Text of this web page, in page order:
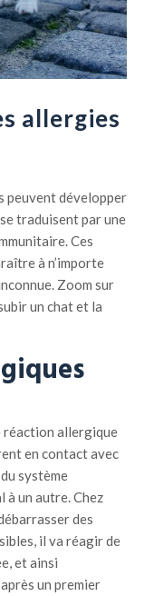
allergies
peuvent développer
traduisent par une
Ces
à n’importe
Zoom sur
un chat et la
réaction allergique
en contact avec
système
à un autre. Chez
des
il va réagir de
et ainsi
un premier